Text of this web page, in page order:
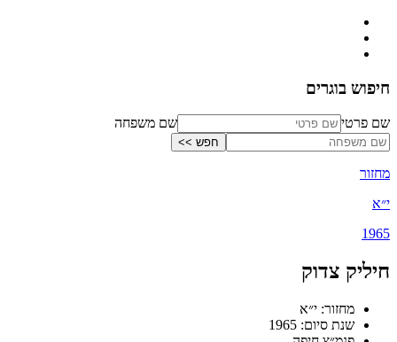
חיפוש בוגרים
שם פרטי שם משפחה
מחזור
י״א
1965
חיליק צדוק
מחזור: י״א
שנת סיום: 1965